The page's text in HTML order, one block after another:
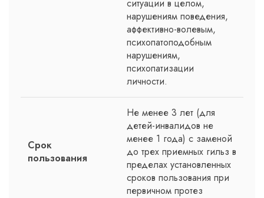
ситуации в целом,
нарушениям поведения,
аффективно-волевым,
психопатоподобным
нарушениям,
психопатизации
личности.
Срок
пользования
Не менее 3 лет (для
детей-инвалидов не
менее 1 года) с заменой
до трех приемных гильз в
пределах установленных
сроков пользования при
первичном протез